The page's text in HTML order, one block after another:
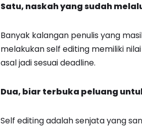
Satu, naskah yang sudah
Banyak kalangan penulis yang
melakukan self editing memiliki
asal jadi sesuai deadline.
Dua, biar terbuka peluang
Self editing adalah senjata yang